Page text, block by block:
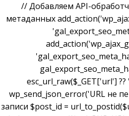
// Добавляем API-
метаданных
esc_url_raw($_GET['url']
wp_send_json_error('URL не
записи $post_id =